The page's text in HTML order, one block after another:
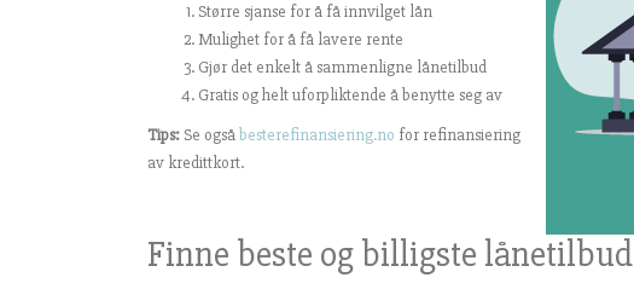
Større sjanse for å få innvilget lån
Mulighet for å få lavere rente
Gjør det enkelt å sammenligne lånetilbud
Gratis og helt uforpliktende å benytte seg av
Tips: Se også besterefinansiering.no for refinansiering
av kredittkort.
Finne beste og billigste lånetilbud